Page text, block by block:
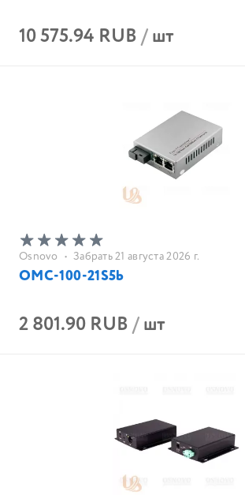
10 575.94 RUB/шт
Osnovo • Забрать 21 августа 2026 г.
OMC-100-21S5b
2 801.90 RUB/шт